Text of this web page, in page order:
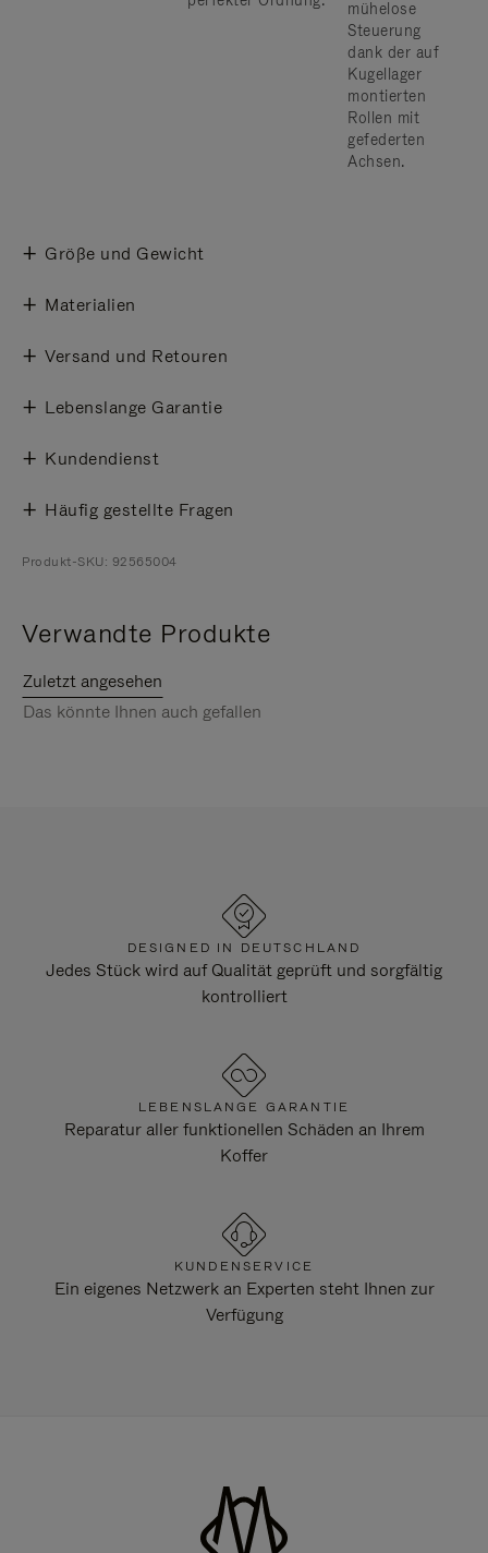
mühelose
Steuerung
dank der auf
Kugellager
montierten
Rollen mit
gefederten
Achsen.
Größe und Gewicht
Materialien
Versand und Retouren
Lebenslange Garantie
Kundendienst
Häufig gestellte Fragen
Produkt-SKU: 92565004
Verwandte Produkte
Zuletzt angesehen
Das könnte Ihnen auch gefallen
DESIGNED IN DEUTSCHLAND
Jedes Stück wird auf Qualität geprüft und sorgfältig
kontrolliert
LEBENSLANGE GARANTIE
Reparatur aller funktionellen Schäden an Ihrem
Koffer
KUNDENSERVICE
Ein eigenes Netzwerk an Experten steht Ihnen zur
Verfügung